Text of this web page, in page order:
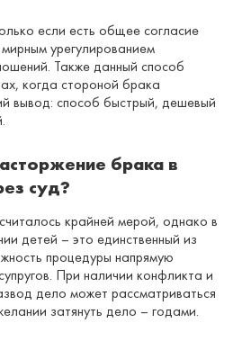
если есть общее согласие
урегулированием
Также данный способ
когда стороной брака
способ быстрый, дешевый
брака в
суд?
крайней мерой, однако в
детей – это единственный из
процедуры напрямую
При наличии конфликта и
дело может рассматриваться
затянуть дело – годами.